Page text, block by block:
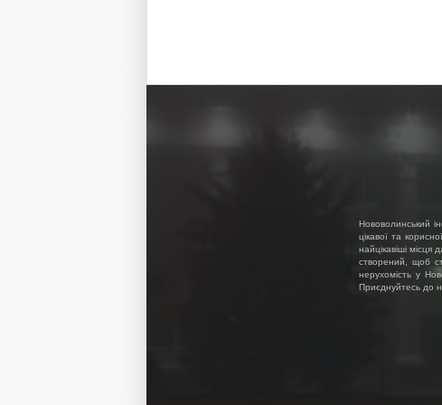
Нововолинський
цікавої та
найцікавіші місця
створений, щоб
нерухомість у
Приєднуйтесь до